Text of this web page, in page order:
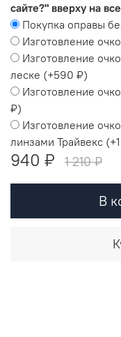
сайте?" вверху на
Покупка оправы
Изготовление
Изготовление
леске (+590 ₽)
Изготовление
₽)
Изготовление
линзами Трайвекс (+
940 ₽ 1 210 ₽
В